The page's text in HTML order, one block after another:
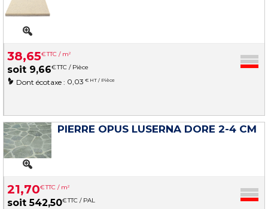
38,65€TTC / m2
soit 9,66€TTC / Pièce
Dont écotaxe : 0,03 € HT / Pièce
PIERRE OPUS LUSERNA DORE 2-4 CM
21,70€TTC / m2
soit542,50€TTC / PAL